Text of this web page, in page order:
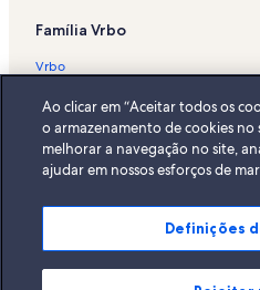
Família Vrbo
Vrbo
Abritel.fr
FeWo-direkt.de
Bookabach.co.nz
Stayz.com.au
© 2026 Vrbo, uma empresa do
reservados. Vrbo e o logotipo da
Ao clicar em “Aceitar todos os
o armazenamento de cookies no
melhorar a navegação no site,
ajudar em nossos esforços de
Definições